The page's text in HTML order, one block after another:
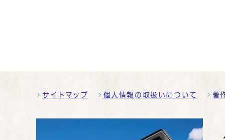
サイトマップ 個人情報の取扱いについて 著